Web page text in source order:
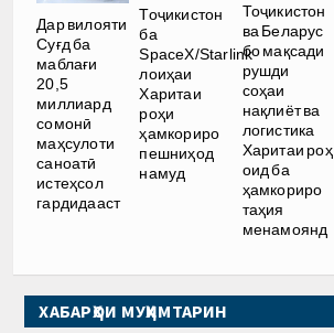
Дар вилояти
Суғд ба
маблағи
20,5
миллиард
сомонӣ
маҳсулоти
саноатӣ
истеҳсол
гардидааст
Тоҷикистон
ба
SpaceX/Starlink
лоиҳаи
Харитаи
роҳи
ҳамкориро
пешниҳод
намуд
Тоҷикистон
ва Беларус
бо мақсади
рушди
соҳаи
нақлиёт ва
логистика
Харитаи роҳ
оид ба
ҳамкориро
таҳия
менамоянд
ХАБАРҲОИ МУҲИМТАРИН